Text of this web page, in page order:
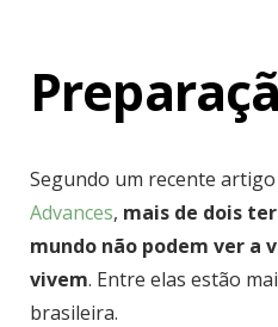
Segundo um recente
Advances, mais de dois
mundo não podem ver a
vivem. Entre elas estão
brasileira.